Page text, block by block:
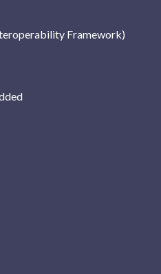
Framework)